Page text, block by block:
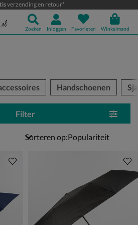
verzending en retour*
Zoeken Inloggen Favorieten Winkelmand
Handschoenen
Filter
Sorteren op: